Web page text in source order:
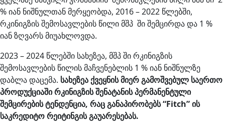
% იან ნიშნულთან მერყეობდა, 2016 – 2022 წლებში,
რკინიგზის შემოსავლების წილი მშპ ში შემცირდა და 1 %
იან ზღვარს მიუახლოვდა.
2023 – 2024 წლებში სახეზეა, მშპ ში რკინიგზის
შემოსავლების წილის მაჩვენებლის 1 % იან ნიშნულზე
დაბლა დაცემა. სახეზეაქვეყნისმიერგამოშვებულ საერთო
პროდუქციაშირკინიგზისშენატანისპერმანენტული
შემცირების ტენდენცია, რაც განაპირობებს“Fitch”ის
საკრედიტო რეიტინგის გაუარესებას.